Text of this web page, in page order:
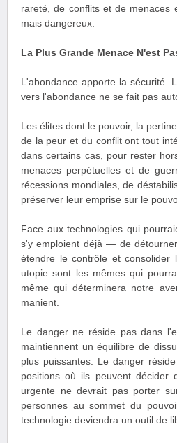
rareté, de conflits et de menaces
mais dangereux.
La Plus Grande Menace N'est
L'abondance apporte la sécurité.
vers l'abondance ne se fait pas
Les élites dont le pouvoir, la
de la peur et du conflit ont tout
dans certains cas, pour rester
menaces perpétuelles et de
récessions mondiales, de
préserver leur emprise sur le
Face aux technologies qui
s'y emploient déjà — de
étendre le contrôle et consolider
utopie sont les mêmes qui
même qui déterminera notre
manient.
Le danger ne réside pas dans
maintiennent un équilibre de
plus puissantes. Le danger
positions où ils peuvent décider
urgente ne devrait pas porter
personnes au sommet du
technologie deviendra un outil de